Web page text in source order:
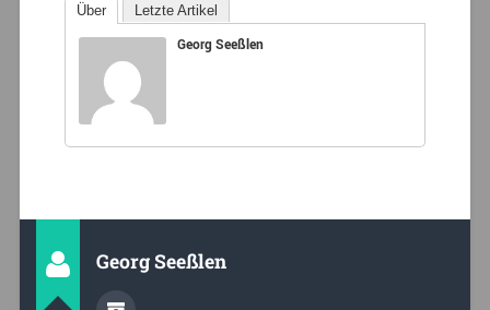
Über Letzte Artikel
Georg Seeßlen
Georg Seeßlen